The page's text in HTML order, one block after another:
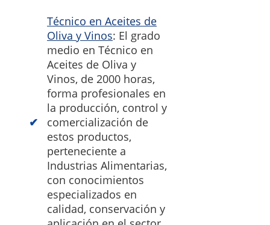
Técnico en Aceites de
Oliva y Vinos: El grado
medio en Técnico en
Aceites de Oliva y
Vinos, de 2000 horas,
forma profesionales en
la producción, control y
comercialización de
estos productos,
perteneciente a
Industrias Alimentarias,
con conocimientos
especializados en
calidad, conservación y